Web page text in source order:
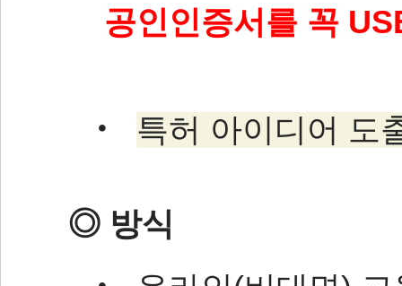
공인인증서를 꼭
‧ 특허 아이디어 도
◎ 방식